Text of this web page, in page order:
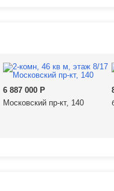
6 887 000 Р
Московский пр-кт, 140